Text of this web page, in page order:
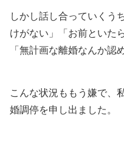
しかし話し合っていくう
けがない」「お前といた
「無計画な離婚なんか認
こんな状況ももう嫌で、
婚調停を申し出ました。